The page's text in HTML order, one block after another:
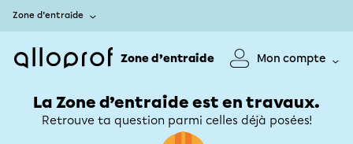
Zone d’entraide
Zone d’entraide Mon compte
La Zone d’entraide est en travaux.
Retrouve ta question parmi celles déjà posées!